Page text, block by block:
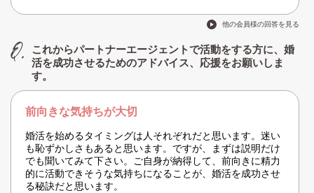
他の会員様の回答を見る
これからパートナーエージェントで活動をする方に、婚
活を成功させるためのアドバイス、応援をお願いしま
す。
前向きな気持ちが大切
婚活を始めるタイミングは人それぞれだと思います。迷い
も恥ずかしさもあると思います。ですが、まずは説明だけ
でも聞いてみて下さい。ご自身が納得して、前向きに精力
的に活動できそうな気持ちになることが、婚活を成功させ
る秘訣だと思います。